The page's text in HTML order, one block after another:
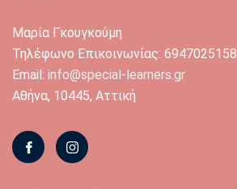
Μαρία Γκουγκούμη
Τηλέφωνο Επικοινωνίας: 6947025158
Email: info@special-learners.gr
Αθήνα, 10445, Αττική